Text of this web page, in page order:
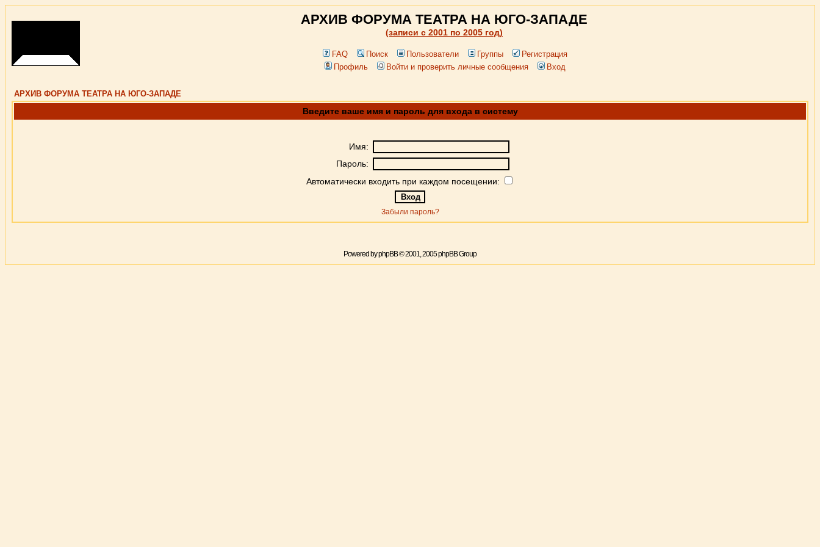
АРХИВ ФОРУМА ТЕАТРА НА ЮГО-ЗАПАДЕ
(записи c 2001 по 2005 год)
FAQ Поиск Пользователи Группы
Регистрация
Профиль
Войти и проверить личные сообщения Вход
АРХИВ ФОРУМА ТЕАТРА НА ЮГО-ЗАПАДЕ
Введите ваше имя и пароль для входа в систему
Имя:
Пароль:
Автоматически входить при каждом посещении:
Забыли пароль?
Powered byphpBB© 2001, 2005 phpBB Group